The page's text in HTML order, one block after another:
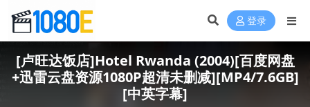
登录
[卢旺达饭店]Hotel Rwanda (2004)[百度网盘
+迅雷云盘资源1080P超清未删减][MP4/7.6GB]
[中英字幕]